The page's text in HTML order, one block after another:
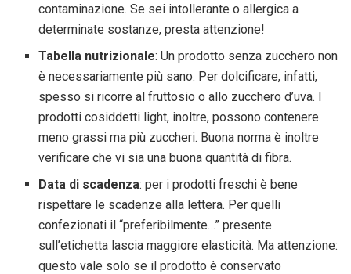
contaminazione. Se sei intollerante o allergica a
determinate sostanze, presta attenzione!
Tabella nutrizionale: Un prodotto senza zucchero non
è necessariamente più sano. Per dolcificare, infatti,
spesso si ricorre al fruttosio o allo zucchero d’uva. I
prodotti cosiddetti light, inoltre, possono contenere
meno grassi ma più zuccheri. Buona norma è inoltre
verificare che vi sia una buona quantità di fibra.
Data di scadenza: per i prodotti freschi è bene
rispettare le scadenze alla lettera. Per quelli
confezionati il “preferibilmente…” presente
sull’etichetta lascia maggiore elasticità. Ma attenzione:
questo vale solo se il prodotto è conservato